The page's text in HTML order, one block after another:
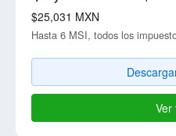
$25,031 MXN
Hasta 6 MSI, todos los
Ver